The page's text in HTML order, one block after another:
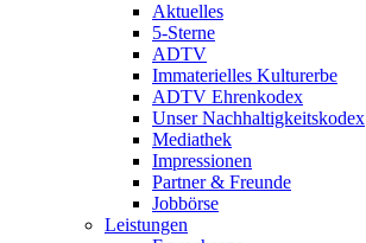
Aktuelles
5-Sterne
ADTV
Immaterielles Kulturerbe
ADTV Ehrenkodex
Unser Nachhaltigkeitskodex
Mediathek
Impressionen
Partner & Freunde
Jobbörse
Leistungen